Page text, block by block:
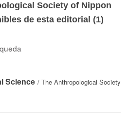
Society of Nippon
de esta editorial (1)
Science / The Anthropological Society